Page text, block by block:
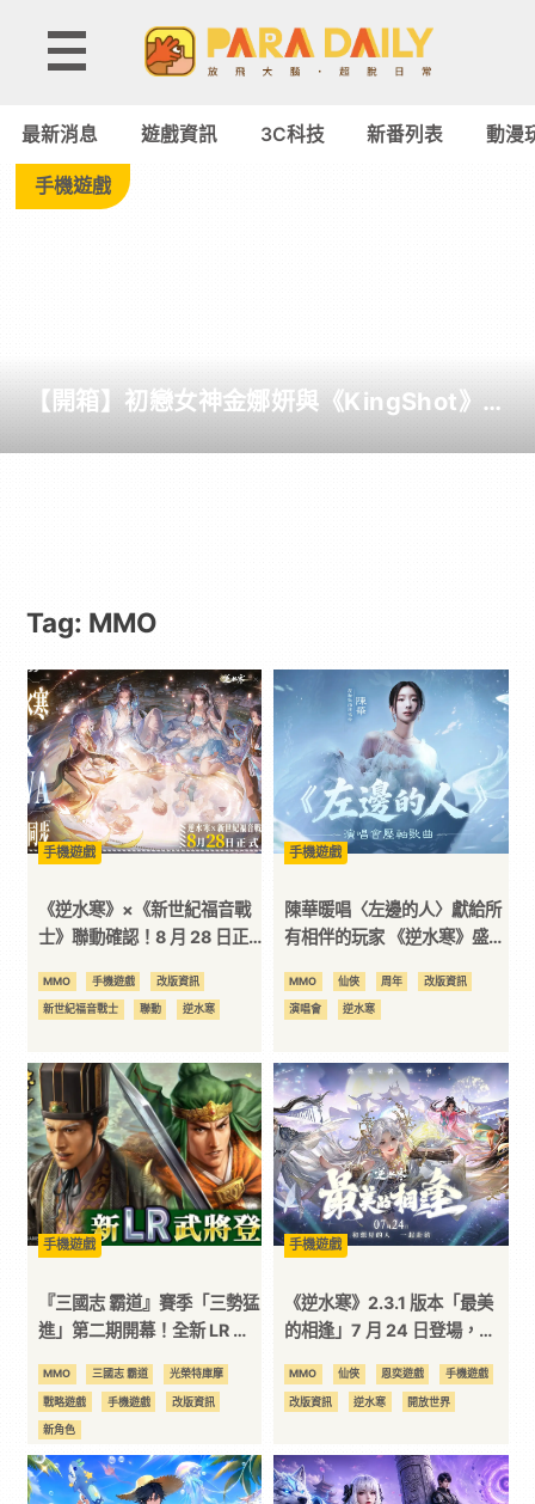
Tag:
-
遊
戲
漫
二
次
元
｜
3C
科
技
全
方
位
資
訊
最新消息 遊戲資訊 3C科技 新番列表 動漫
手機遊戲
【開箱】初戀女神金娜妍與《KingShot》再
Tag: MMO
手機遊戲
《逆水寒》×《新世紀福音戰
士》聯動確認！8 月 28 日正
MMO 手機遊戲 改版資訊
新世紀福音戰士 聯動 逆水寒
手機遊戲
陳華暖唱〈左邊的人〉獻給所
有相伴的玩家 《逆水寒》盛夏
MMO 仙俠 周年 改版資訊
演唱會 逆水寒
手機遊戲
『三國志 霸道』賽季「三勢猛
進」第二期開幕！全新 LR 武
更新登場
MMO 三國志 霸道 光榮特庫摩
戰略遊戲 手機遊戲 改版資訊
新角色
手機遊戲
《逆水寒》2.3.1 版本「最美
的相逢」7 月 24 日登場，盛
【瀾都】、跨界聯動同步公開
MMO 仙俠 恩奕遊戲 手機遊戲
改版資訊 逆水寒 開放世界